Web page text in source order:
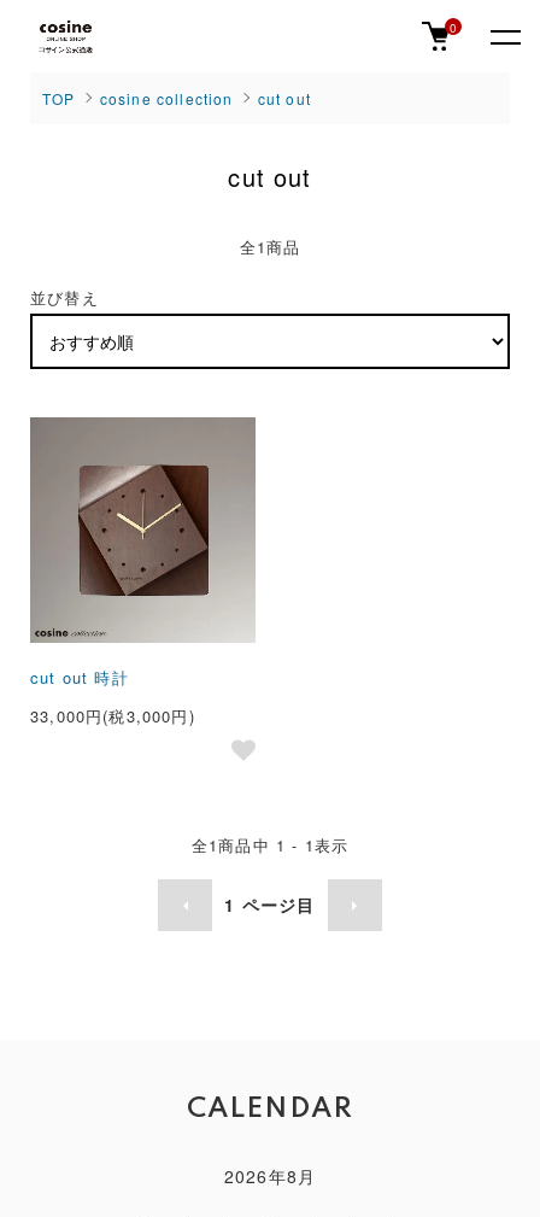
0
TOP cosine collection cut out
cut out
全1商品
並び替え
cut out 時計
33,000円(税3,000円)
全1商品中 1 - 1表示
1 ページ目
CALENDAR
2026年8月